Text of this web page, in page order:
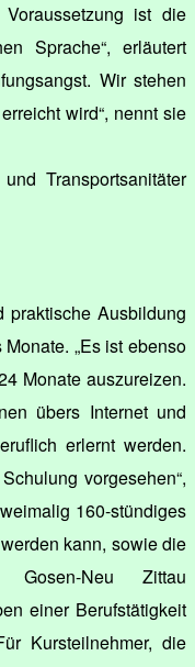
ist die
Sprache“, erläutert
Wir stehen
wird“, nennt sie
Transportsanitäter
praktische Ausbildung
„Es ist ebenso
Monate auszureizen.
übers Internet und
erlernt werden.
vorgesehen“,
160-stündiges
kann, sowie die
Gosen-Neu Zittau
einer Berufstätigkeit
Kursteilnehmer, die